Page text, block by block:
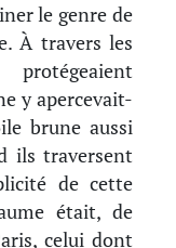
le genre de
À travers les
y apercevait-
brune aussi
ils traversent
de cette
était, de
celui dont